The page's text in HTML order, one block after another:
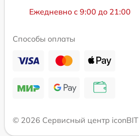
Ежедневно с 9:00 до 21:00
Способы оплаты
© 2026 Сервисный центр iconBIT